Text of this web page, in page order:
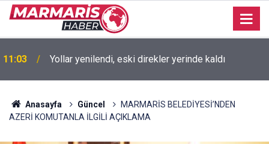
Yollar yenilendi, eski direkler yerinde kaldı
10:56
GÜLİZAR PEKPAK’IN EŞİ MUSTAFA PEKPAK VEFAT
ETTİ CENAZESİ İKİNDİ NAMAZINDA
Anasayfa Güncel
MARMARİS BELEDİYESİ’NDEN
AZERİ KOMUTANLA İLGİLİ AÇIKLAMA